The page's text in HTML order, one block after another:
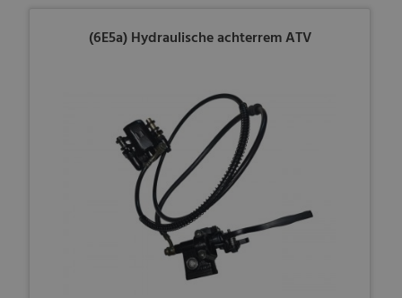
(6E5a) Hydraulische achterrem ATV